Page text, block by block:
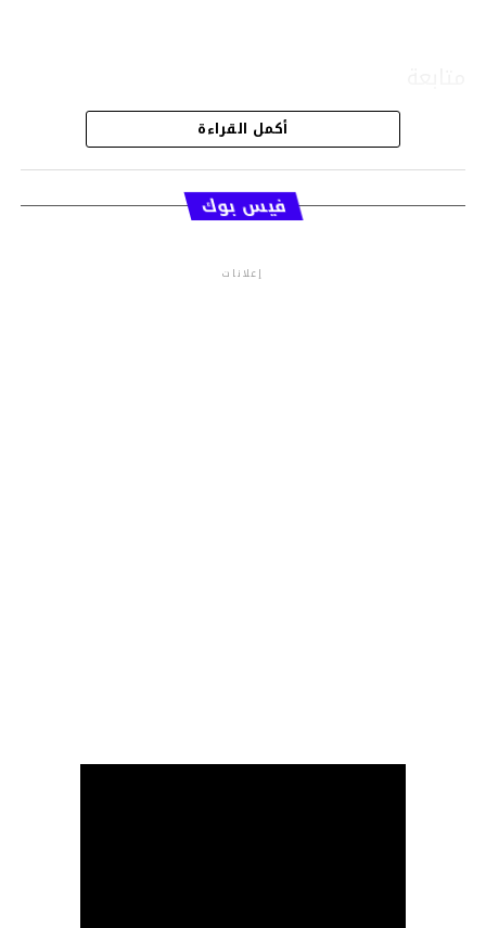
قسم الاخبار
أكمل القراءة
فيس بوك
إعلانات